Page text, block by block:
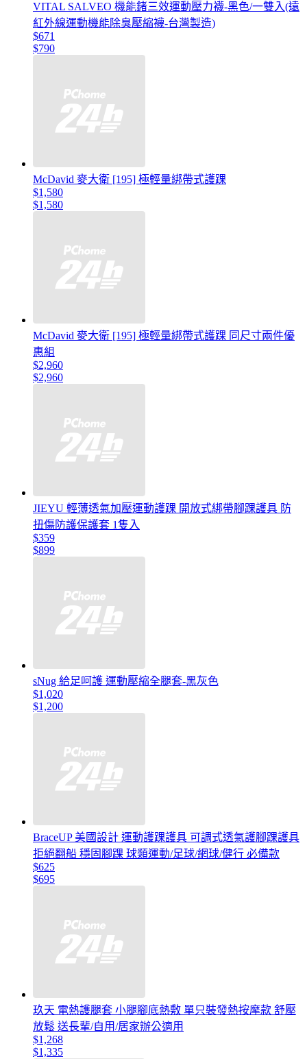
VITAL SALVEO 機能鍺三效運動壓力襪-黑色/一雙入(遠
紅外線運動機能除臭壓縮襪-台灣製造)
$671
$790
McDavid 麥大衛 [195] 極輕量綁帶式護踝
$1,580
$1,580
McDavid 麥大衛 [195] 極輕量綁帶式護踝 同尺寸兩件優
惠組
$2,960
$2,960
JIEYU 輕薄透氣加壓運動護踝 開放式綁帶腳踝護具 防
扭傷防護保護套 1隻入
$359
$899
sNug 給足呵護 運動壓縮全腿套-黑灰色
$1,020
$1,200
BraceUP 美國設計 運動護踝護具 可調式透氣護腳踝護具
拒絕翻船 穩固腳踝 球類運動/足球/網球/健行 必備款
$625
$695
玖天 電熱護腿套 小腿腳底熱敷 單只裝發熱按摩款 舒壓
放鬆 送長輩/自用/居家辦公適用
$1,268
$1,335